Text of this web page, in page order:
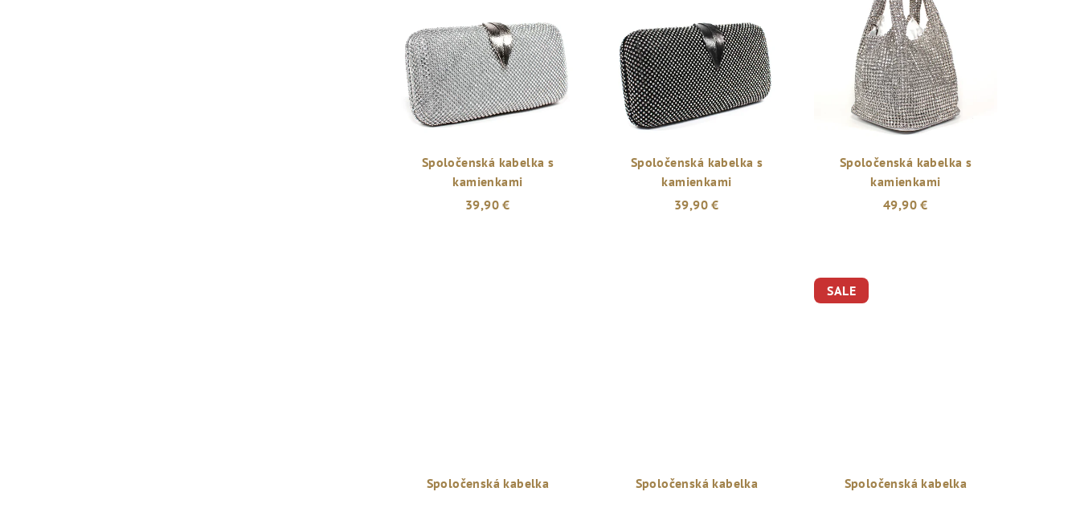
Spoločenská kabelka s
kamienkami
39,90 €
Spoločenská kabelka s
kamienkami
39,90 €
Spoločenská kabelka s
kamienkami
49,90 €
Spoločenská kabelka Spoločenská kabelka
SALE
Spoločenská kabelka